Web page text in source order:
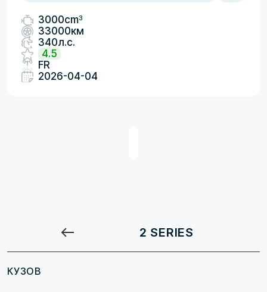
3000cm3
33000км
340л.с.
4.5
FR
2026-04-04
2 SERIES
КУЗОВ